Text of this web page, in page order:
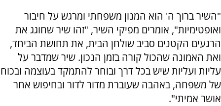
"השיר ברוך ה' הוא המנון משפחתי ומרגש על חיבור
ואופטימיות", אומרים מפיקי השיר, "זהו שיר שחוגג את
הרגעים הקטנים סביב שולחן הבית, את תחושת הביחד,
ואת האמונה שהכול קורה בזמן הנכון. שיר שמדבר על
עליות ועליות שיש בכל דרך ובוחר להתמקד בעוצמה ובכוח
של משפחה, באהבה שעוברת מדור לדור ובחיפוש אחר
אושר אמיתי".